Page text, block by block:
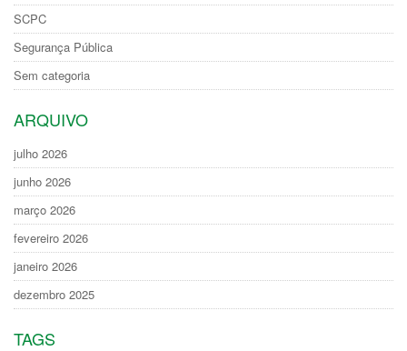
SCPC
Segurança Pública
Sem categoria
ARQUIVO
julho 2026
junho 2026
março 2026
fevereiro 2026
janeiro 2026
dezembro 2025
TAGS